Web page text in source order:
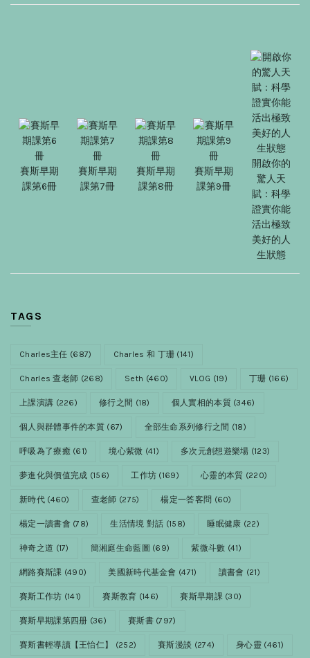
賽斯早期
課第6冊
賽斯早期
課第7冊
賽斯早期
課第8冊
賽斯早期
課第9冊
開啟你的
驚人天
賦：科學
證實你能
活出極致
美好的人
生狀態
TAGS
Charles主任 (687) Charles 和 丁珊 (141)
Charles 查老師 (268) Seth (460) VLOG (19) 丁珊 (166)
上課演講 (226) 修行之間 (18) 個人實相的本質(346)
個人與群體事件的本質 (67) 全部生命系列修行之間 (18)
呼吸為了療癒 (61) 境心紫微 (41) 多次元創想遊樂場 (123)
夢進化與價值完成 (156) 工作坊 (169) 心靈的本質 (220)
新時代(460) 查老師 (275) 楊定一答客問 (60)
楊定一讀書會 (78) 生活情境 對話 (158) 睡眠健康 (22)
神奇之道 (17) 簡湘庭生命藍圖 (69) 紫微斗數 (41)
網路賽斯課 (490) 美國新時代基金會 (471) 讀書會 (21)
賽斯工作坊 (141) 賽斯教育 (146) 賽斯早期課 (30)
賽斯早期課第四册 (36) 賽斯書(797)
賽斯書輕導讀【王怡仁】 (252) 賽斯漫談 (274) 身心靈 (461)